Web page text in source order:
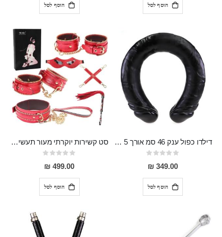
הוסף לסל הוסף לסל
דילדו כפול ענק 46 סמ אורך 5 סמ רוחב Mirmir
Rating:
0%
349.00 ₪
הוסף לסל
סט קשירות יוקרתי מעור תעשיתי 7 חלקים עם ריצרץ Vidar
Rating:
0%
499.00 ₪
הוסף לסל